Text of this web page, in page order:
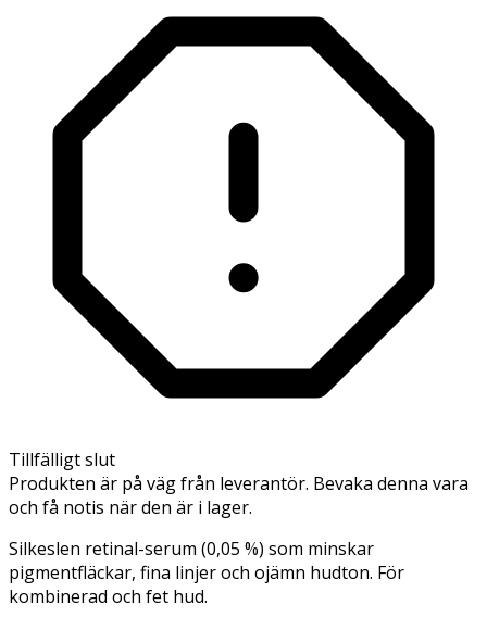
Tillfälligt slut
Produkten är på väg från leverantör. Bevaka denna vara
och få notis när den är i lager.
Silkeslen retinal-serum (0,05 %) som minskar
pigmentfläckar, fina linjer och ojämn hudton. För
kombinerad och fet hud.